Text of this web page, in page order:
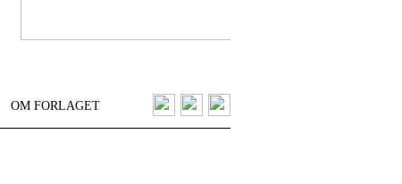
OM FORLAGET